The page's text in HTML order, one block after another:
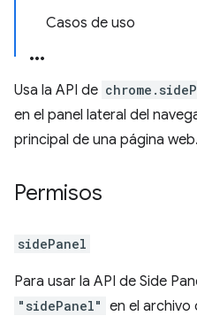
Casos de uso
Usa la API de
en el panel lateral del
principal de una página web.
Permisos
sidePanel
Para usar la API de Side
"sidePanel" en el archivo